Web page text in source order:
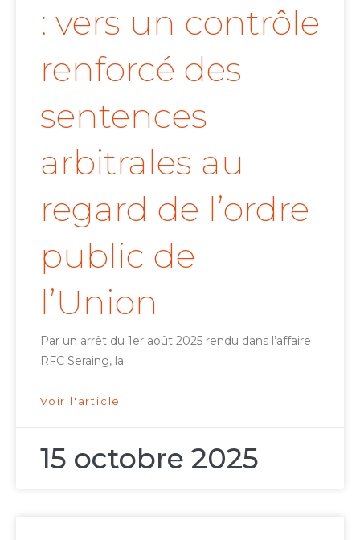
: vers un contrôle
renforcé des
sentences
arbitrales au
regard de l’ordre
public de
l’Union
Par un arrêt du 1er août 2025 rendu dans l’affaire
RFC Seraing, la
Voir l'article
15 octobre 2025